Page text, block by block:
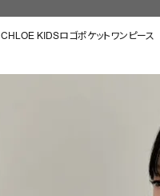
CHLOE KIDSロゴポケットワンピース